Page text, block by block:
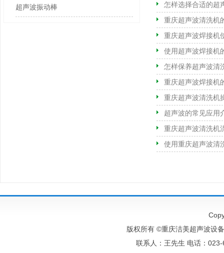
超声波振动棒
怎样选择合适的超
重庆超声波清洗机
重庆超声波焊接机
使用超声波焊接机
怎样保养超声波清
重庆超声波焊接机
重庆超声波清洗机
超声波的常见应用
重庆超声波清洗机
使用重庆超声波清
版权所有 ©重庆洁美超声波设
联系人：王先生 电话：